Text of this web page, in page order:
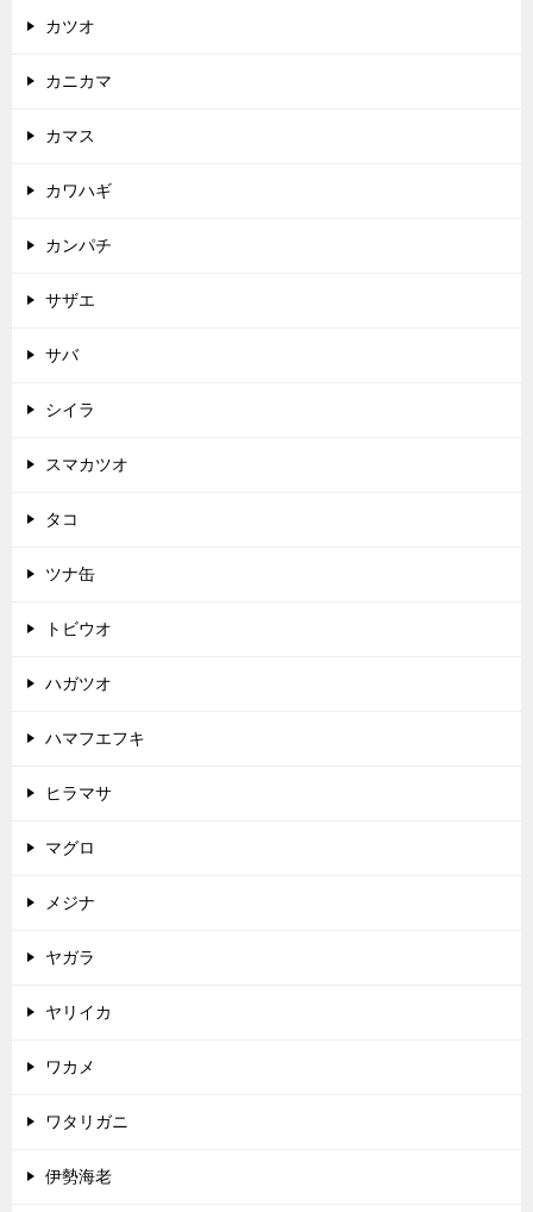
カツオ
カニカマ
カマス
カワハギ
カンパチ
サザエ
サバ
シイラ
スマカツオ
タコ
ツナ缶
トビウオ
ハガツオ
ハマフエフキ
ヒラマサ
マグロ
メジナ
ヤガラ
ヤリイカ
ワカメ
ワタリガニ
伊勢海老